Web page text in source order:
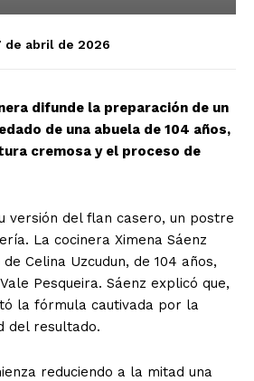
de abril de 2026
difunde la preparación de un
de una abuela de 104 años,
cremosa y el proceso de
versión del flan casero, un postre
La cocinera Ximena Sáenz
Celina Uzcudun, de 104 años,
Pesqueira. Sáenz explicó que,
la fórmula cautivada por la
del resultado.
reduciendo a la mitad una